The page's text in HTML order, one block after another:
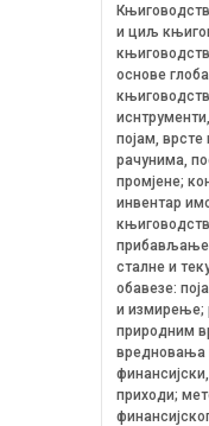
и циљ
основе
појам,
рачунима,
промјене;
инвентар
прибављање
сталне и
обавезе:
и измирење;
природним
вредновања
приходи;